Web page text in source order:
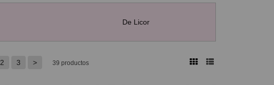
De Licor
2 3 > 39 productos